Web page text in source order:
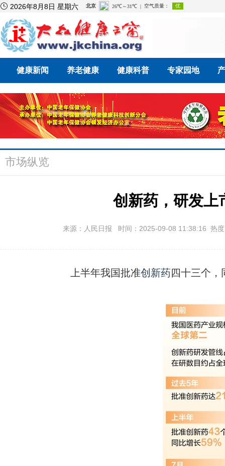
 2026年8月8日 星期六
健康新闻 养老健康 健康科普 专家园地
市场纵览
创新药，研发上
来源：人民日报 时间：2025-09-08 11:38:16 热
上半年我国批准创新药四十三个